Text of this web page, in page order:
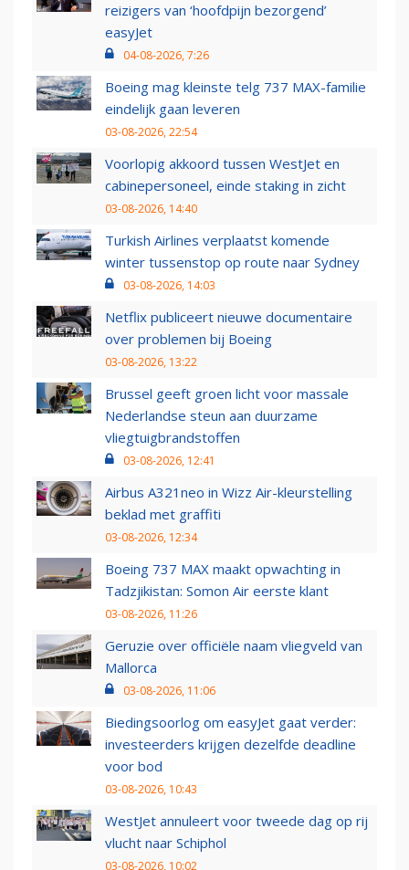
reizigers van ‘hoofdpijn bezorgend’
easyJet
04-08-2026, 7:26
Boeing mag kleinste telg 737 MAX-familie
eindelijk gaan leveren
03-08-2026, 22:54
Voorlopig akkoord tussen WestJet en
cabinepersoneel, einde staking in zicht
03-08-2026, 14:40
Turkish Airlines verplaatst komende
winter tussenstop op route naar Sydney
03-08-2026, 14:03
Netflix publiceert nieuwe documentaire
over problemen bij Boeing
03-08-2026, 13:22
Brussel geeft groen licht voor massale
Nederlandse steun aan duurzame
vliegtuigbrandstoffen
03-08-2026, 12:41
Airbus A321neo in Wizz Air-kleurstelling
beklad met graffiti
03-08-2026, 12:34
Boeing 737 MAX maakt opwachting in
Tadzjikistan: Somon Air eerste klant
03-08-2026, 11:26
Geruzie over officiële naam vliegveld van
Mallorca
03-08-2026, 11:06
Biedingsoorlog om easyJet gaat verder:
investeerders krijgen dezelfde deadline
voor bod
03-08-2026, 10:43
WestJet annuleert voor tweede dag op rij
vlucht naar Schiphol
03-08-2026, 10:02